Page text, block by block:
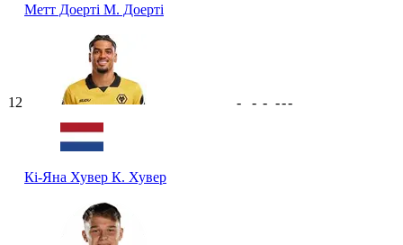
Метт Доерті М. Доерті
12
Кі-Яна Хувер К. Хувер
- - - ---